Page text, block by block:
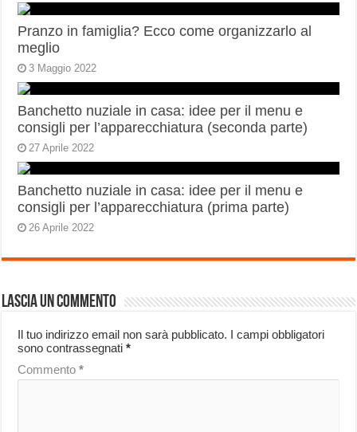
Pranzo in famiglia? Ecco come organizzarlo al
meglio
3 Maggio 2022
Banchetto nuziale in casa: idee per il menu e
consigli per l’apparecchiatura (seconda parte)
27 Aprile 2022
Banchetto nuziale in casa: idee per il menu e
consigli per l’apparecchiatura (prima parte)
26 Aprile 2022
Lascia un commento
Il tuo indirizzo email non sarà pubblicato. I campi obbligatori
sono contrassegnati*
Commento*